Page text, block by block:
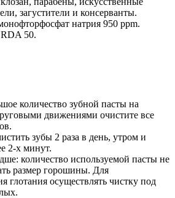
загустители и консерванты.
натрия 950 ppm.
50.
количество зубной пасты на
движениями очистите все
зубы 2 раза в день, утром и
2-х минут.
количество используемой пасты не
размер горошины. Для
глотания осуществлять чистку под